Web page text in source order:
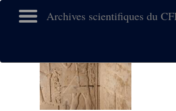
Archives scientifiques du